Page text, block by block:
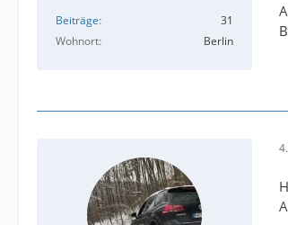
Beiträge
31
Wohnort
Berlin